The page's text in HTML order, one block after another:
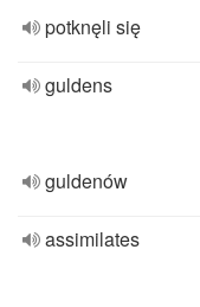
potknęli się
guldens
guldenów
assimilates